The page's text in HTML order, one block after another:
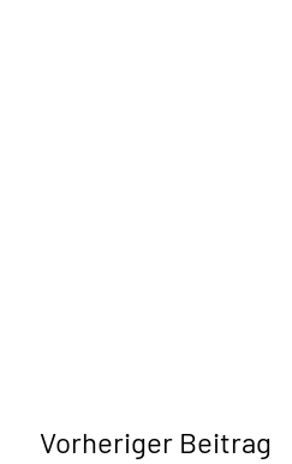
Vorheriger Beitrag